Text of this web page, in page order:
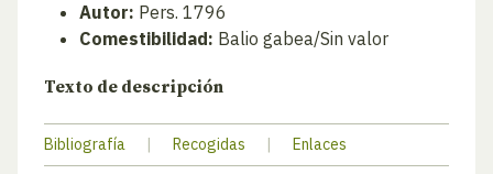
Autor: Pers. 1796
Comestibilidad: Balio gabea/Sin valor
Texto de descripción
Bibliografía | Recogidas | Enlaces